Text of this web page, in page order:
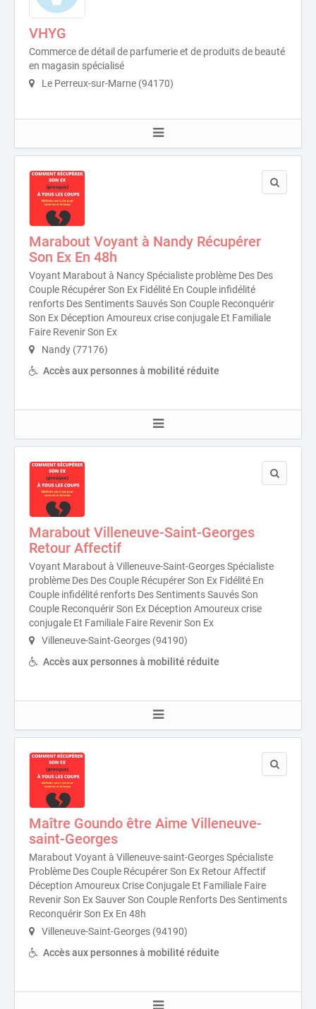
VHYG
Commerce de détail de parfumerie et de produits de beauté
en magasin spécialisé
Le Perreux-sur-Marne (94170)
Marabout Voyant à Nandy Récupérer
Son Ex En 48h
Voyant Marabout à Nancy Spécialiste problème Des Des
Couple Récupérer Son Ex Fidélité En Couple infidélité
renforts Des Sentiments Sauvés Son Couple Reconquérir
Son Ex Déception Amoureux crise conjugale Et Familiale
Faire Revenir Son Ex
Nandy (77176)
Accès aux personnes à mobilité réduite
Marabout Villeneuve-Saint-Georges
Retour Affectif
Voyant Marabout à Villeneuve-Saint-Georges Spécialiste
problème Des Des Couple Récupérer Son Ex Fidélité En
Couple infidélité renforts Des Sentiments Sauvés Son
Couple Reconquérir Son Ex Déception Amoureux crise
conjugale Et Familiale Faire Revenir Son Ex
Villeneuve-Saint-Georges (94190)
Accès aux personnes à mobilité réduite
Maître Goundo être Aime Villeneuve-
saint-Georges
Marabout Voyant à Villeneuve-saint-Georges Spécialiste
Problème Des Couple Récupérer Son Ex Retour Affectif
Déception Amoureux Crise Conjugale Et Familiale Faire
Revenir Son Ex Sauver Son Couple Renforts Des Sentiments
Reconquérir Son Ex En 48h
Villeneuve-Saint-Georges (94190)
Accès aux personnes à mobilité réduite